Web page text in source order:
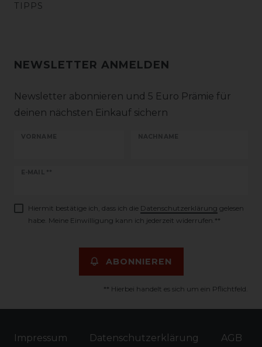
TIPPS
NEWSLETTER ANMELDEN
Newsletter abonnieren und 5 Euro Prämie für
deinen nächsten Einkauf sichern
VORNAME NACHNAME
E-MAIL **
Newsletter
Hiermit bestätige ich, dass ich die Daten­schutz­erklärung gelesen
habe. Meine Einwilligung kann ich jederzeit widerrufen.**
ABONNIEREN
** Hierbei handelt es sich um ein Pflichtfeld.
Impressum Daten­schutz­erklärung AGB